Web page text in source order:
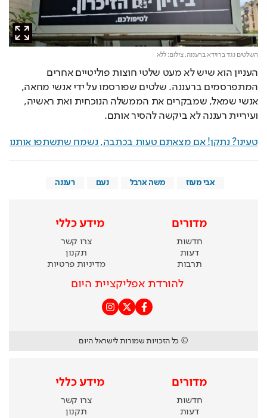
השלטים נגד ברוידא ברעננה,צילום: ללא
ועיריית רעננה לא ביקשה להסיר אותם.
טעינו? נתקן! אם מצאתם טעות בכתבה, נשמח שתשתפו אותנו
אבי מעוז משה ארבל נעם רעננה
מדורים
חדשות
דעות
תרבות
מידע כללי
צרו קשר
תקנון
מדיניות פרטיות
להורדת אפליקציית היום
© כל הזכויות שמורות לישראל היום
מדורים
חדשות
דעות
מידע כללי
צרו קשר
תקנון